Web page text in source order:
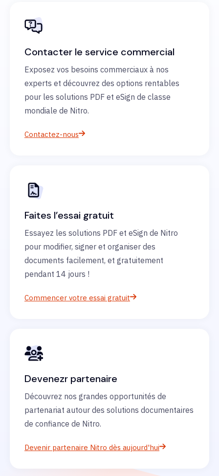
Contacter le service commercial
Exposez vos besoins commerciaux à nos
experts et découvrez des options rentables
pour les solutions PDF et eSign de classe
mondiale de Nitro.
Contactez-nous
Faites l’essai gratuit
Essayez les solutions PDF et eSign de Nitro
pour modifier, signer et organiser des
documents facilement, et gratuitement
pendant 14 jours !
Commencer votre essai gratuit
Devenezr partenaire
Découvrez nos grandes opportunités de
partenariat autour des solutions documentaires
de confiance de Nitro.
Devenir partenaire Nitro dès aujourd'hui